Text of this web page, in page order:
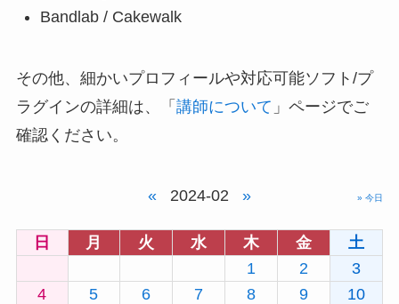
Bandlab / Cakewalk
その他、細かいプロフィールや対応可能ソフト/プ
ラグインの詳細は、「 講師について 」ページでご
確認ください。
« 2024-02 » » 今日
日 月 火 水 木 金
土
1
2
3
4
5 6 7 8 9
10